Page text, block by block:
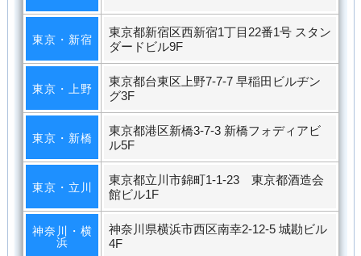
東京・新宿
東京都新宿区西新宿1丁目22番1号 スタン
ダードビル9F
東京・上野
東京都台東区上野7-7-7 早稲田ビルヂン
グ3F
東京・新橋
東京都港区新橋3-7-3 新橋フォディアビ
ル5F
東京・立川
東京都立川市錦町1-1-23 東京都酒造会
館ビル1F
神奈川・横
浜
神奈川県横浜市西区南幸2-12-5 城勘ビル
4F